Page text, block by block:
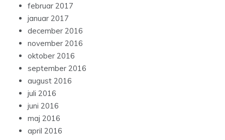
februar 2017
januar 2017
december 2016
november 2016
oktober 2016
september 2016
august 2016
juli 2016
juni 2016
maj 2016
april 2016